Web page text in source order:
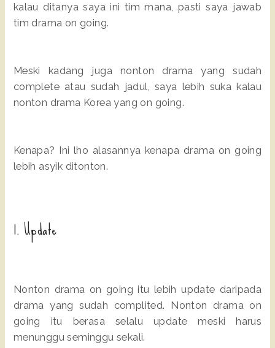
kalau ditanya saya ini tim mana, pasti saya jawab
tim drama on going.
Meski kadang juga nonton drama yang sudah
complete atau sudah jadul, saya lebih suka kalau
nonton drama Korea yang on going.
Kenapa? Ini lho alasannya kenapa drama on going
lebih asyik ditonton.
1. Update
Nonton drama on going itu lebih update daripada
drama yang sudah complited. Nonton drama on
going itu berasa selalu update meski harus
menunggu seminggu sekali.